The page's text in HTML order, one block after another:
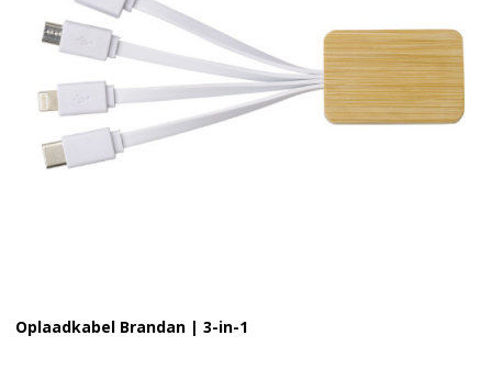
Oplaadkabel Brandan | 3-in-1